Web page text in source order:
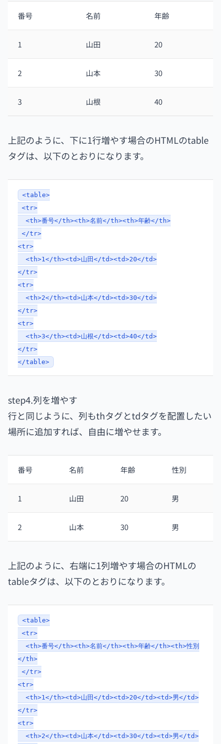
番号 名前 年齢
1 山田 20
2 山本 30
3 山根 40
上記のように、下に1行増やす場合のHTMLのtable
タグは、以下のとおりになります。
<table>
<tr>
<th>番号</th><th>名前</th><th>年齢</th>
</tr>
<tr>
<th>1</th><td>山田</td><td>20</td>
</tr>
<tr>
<th>2</th><td>山本</td><td>30</td>
</tr>
<tr>
<th>3</th><td>山根</td><td>40</td>
</tr>
</table>
step4.列を増やす
行と同じように、列もthタグとtdタグを配置したい
場所に追加すれば、自由に増やせます。
番号 名前 年齢 性別
1 山田 20 男
2 山本 30 男
上記のように、右端に1列増やす場合のHTMLの
tableタグは、以下のとおりになります。
<table>
<tr>
<th>番号</th><th>名前</th><th>年齢</th><th>性別
</th>
</tr>
<tr>
<th>1</th><td>山田</td><td>20</td><td>男</td>
</tr>
<tr>
<th>2</th><td>山本</td><td>30</td><td>男</td>